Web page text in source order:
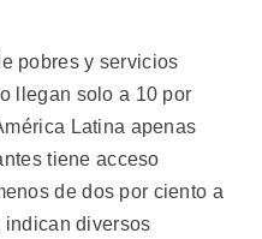
pobres y servicios
llegan solo a 10 por
Latina apenas
tiene acceso
de dos por ciento a
indican diversos